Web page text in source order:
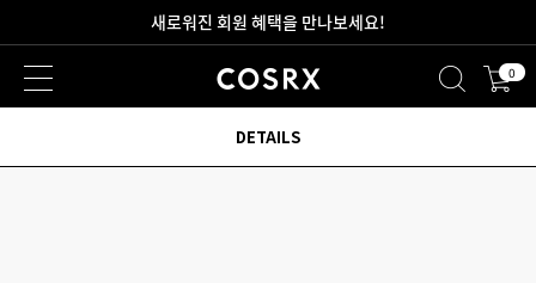
새로워진 회원 혜택을 만나보세요!
2만원 이상 무료 배송 0
DETAILS